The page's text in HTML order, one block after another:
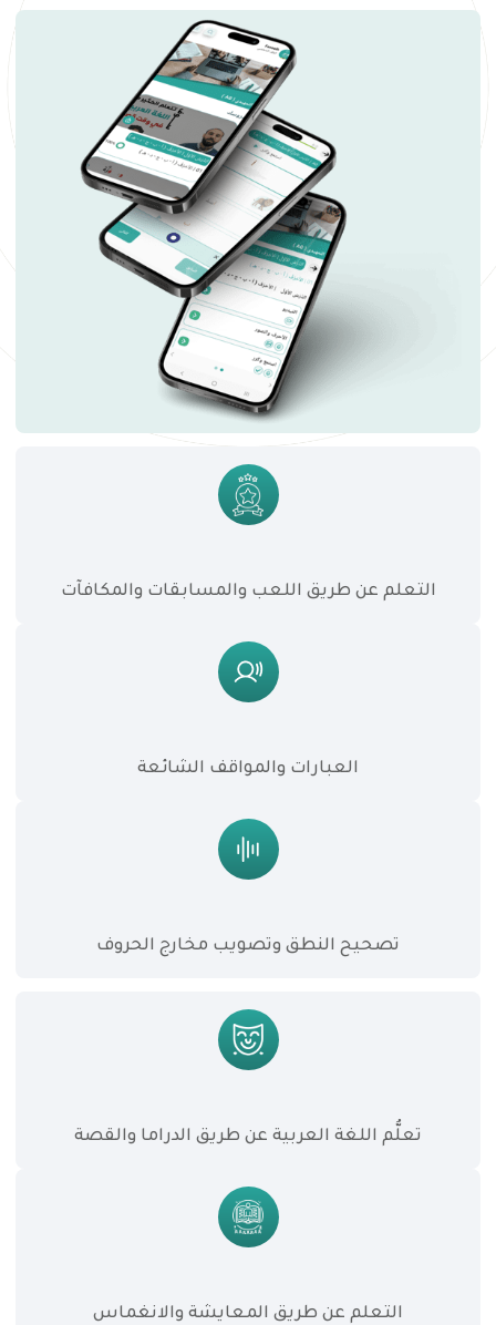
تعلُّم اللغة العربية عن طريق الدراما والقصة
التعلم عن طريق المعايشة والانغماس
التعلم عن طريق اللعب والمسابقات والمكافآت
العبارات والمواقف الشائعة
تصحيح النطق وتصويب مخارج الحروف